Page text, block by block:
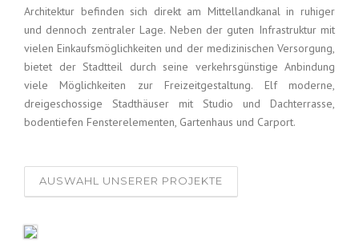
Architektur befinden sich direkt am Mittellandkanal in ruhiger
und dennoch zentraler Lage. Neben der guten Infrastruktur mit
vielen Einkaufsmöglichkeiten und der medizinischen Versorgung,
bietet der Stadtteil durch seine verkehrsgünstige Anbindung
viele Möglichkeiten zur Freizeitgestaltung. Elf moderne,
dreigeschossige Stadthäuser mit Studio und Dachterrasse,
bodentiefen Fensterelementen, Gartenhaus und Carport.
AUSWAHL UNSERER PROJEKTE